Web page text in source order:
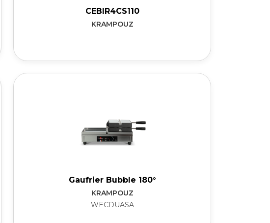
CEBIR4CS110
KRAMPOUZ
Gaufrier Bubble 180°
KRAMPOUZ
WECDUASA